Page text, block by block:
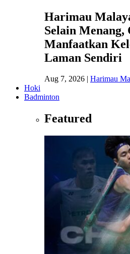
Harimau
Selain Menang,
Manfaatkan
Laman Sendiri
Aug 7, 2026 | Harimau
Hoki
Badminton
Featured